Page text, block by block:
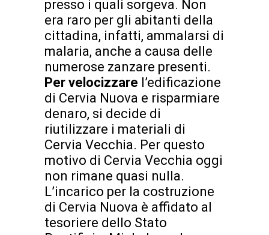
presso i quali sorgeva. Non
era raro per gli abitanti della
cittadina, infatti, ammalarsi di
malaria, anche a causa delle
numerose zanzare presenti.
Per velocizzare l’edificazione
di Cervia Nuova e risparmiare
denaro, si decide di
riutilizzare i materiali di
Cervia Vecchia. Per questo
motivo di Cervia Vecchia oggi
non rimane quasi nulla.
L’incarico per la costruzione
di Cervia Nuova è affidato al
tesoriere dello Stato